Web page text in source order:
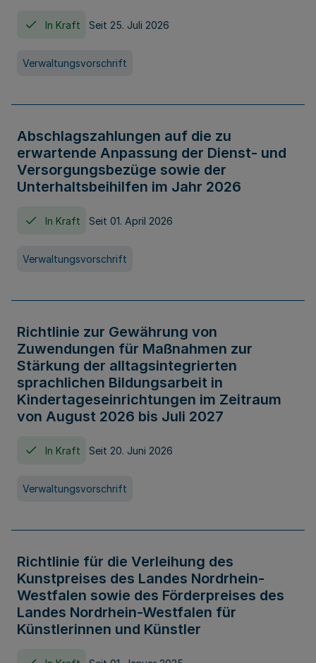
In Kraft Seit 25. Juli 2026
Verwaltungsvorschrift
Abschlagszahlungen auf die zu
erwartende Anpassung der Dienst- und
Versorgungsbezüge sowie der
Unterhaltsbeihilfen im Jahr 2026
In Kraft Seit 01. April 2026
Verwaltungsvorschrift
Richtlinie zur Gewährung von
Zuwendungen für Maßnahmen zur
Stärkung der alltagsintegrierten
sprachlichen Bildungsarbeit in
Kindertageseinrichtungen im Zeitraum
von August 2026 bis Juli 2027
In Kraft Seit 20. Juni 2026
Verwaltungsvorschrift
Richtlinie für die Verleihung des
Kunstpreises des Landes Nordrhein-
Westfalen sowie des Förderpreises des
Landes Nordrhein-Westfalen für
Künstlerinnen und Künstler